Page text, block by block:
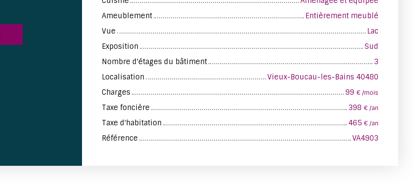
Ameublement
Entièrement meublé
Vue
Lac
Exposition
Sud
Nombre d'étages du bâtiment
3
Localisation
Vieux-Boucau-les-Bains 40480
Charges
99 € /mois
Taxe foncière 398 € /an
Taxe d'habitation 465 € /an
Référence VA4903